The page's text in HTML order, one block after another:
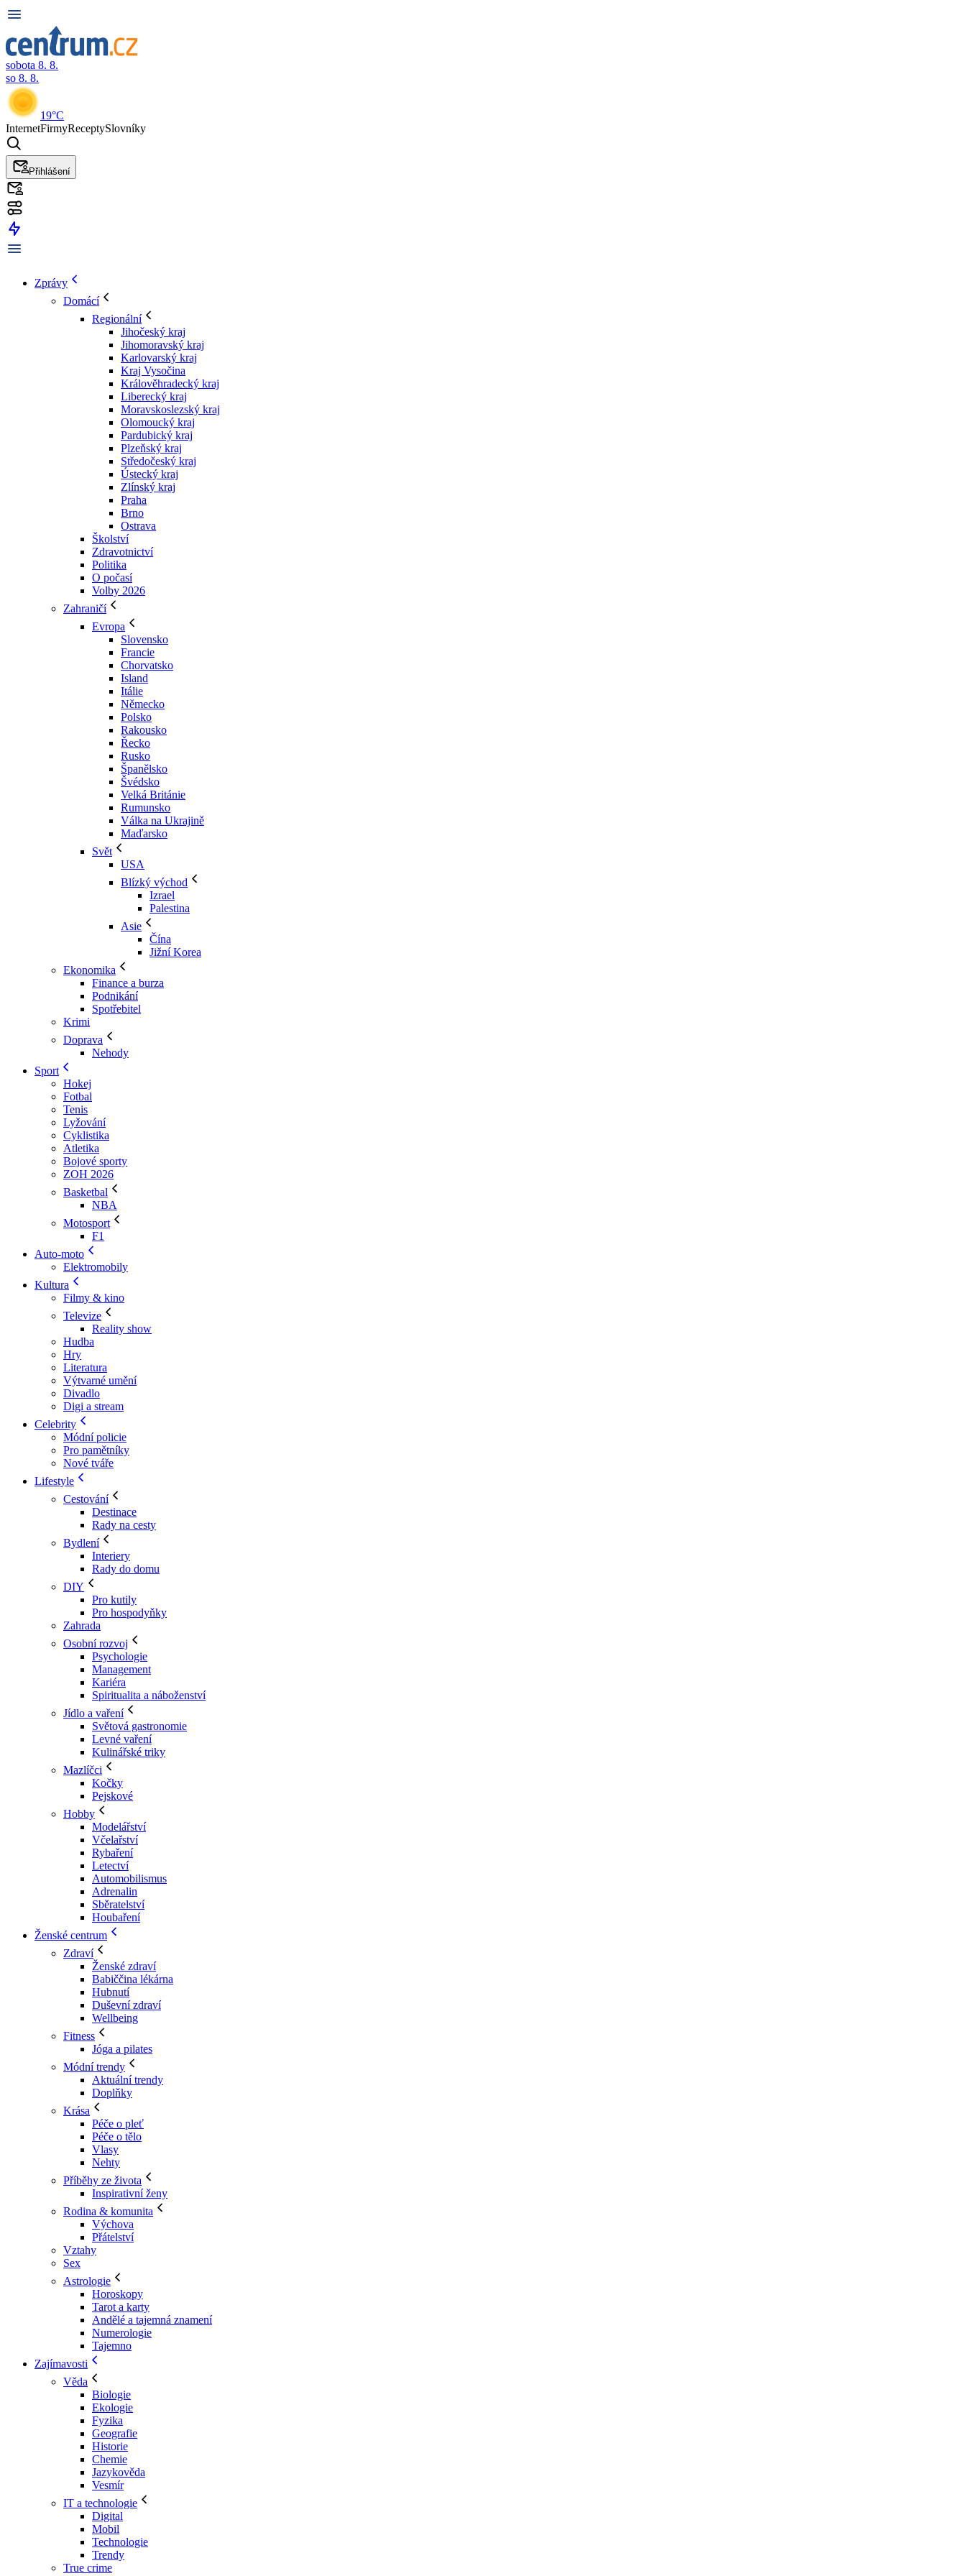
sobota 8. 8.
so 8. 8.
19°C
InternetFirmyReceptySlovníky
Přihlášení
Zprávy
Domácí
Regionální
Jihočeský kraj
Jihomoravský kraj
Karlovarský kraj
Kraj Vysočina
Králověhradecký kraj
Liberecký kraj
Moravskoslezský kraj
Olomoucký kraj
Pardubický kraj
Plzeňský kraj
Středočeský kraj
Ústecký kraj
Zlínský kraj
Praha
Brno
Ostrava
Školství
Zdravotnictví
Politika
O počasí
Volby 2026
Zahraničí
Evropa
Slovensko
Francie
Chorvatsko
Island
Itálie
Německo
Polsko
Rakousko
Řecko
Rusko
Španělsko
Švédsko
Velká Británie
Rumunsko
Válka na Ukrajině
Maďarsko
Svět
USA
Blízký východ
Izrael
Palestina
Asie
Čína
Jižní Korea
Ekonomika
Finance a burza
Podnikání
Spotřebitel
Krimi
Doprava
Nehody
Sport
Hokej
Fotbal
Tenis
Lyžování
Cyklistika
Atletika
Bojové sporty
ZOH 2026
Basketbal
NBA
Motosport
F1
Auto-moto
Elektromobily
Kultura
Filmy & kino
Televize
Reality show
Hudba
Hry
Literatura
Výtvarné umění
Divadlo
Digi a stream
Celebrity
Módní policie
Pro pamětníky
Nové tváře
Lifestyle
Cestování
Destinace
Rady na cesty
Bydlení
Interiery
Rady do domu
DIY
Pro kutily
Pro hospodyňky
Zahrada
Osobní rozvoj
Psychologie
Management
Kariéra
Spiritualita a náboženství
Jídlo a vaření
Světová gastronomie
Levné vaření
Kulinářské triky
Mazlíčci
Kočky
Pejskové
Hobby
Modelářství
Včelařství
Rybaření
Letectví
Automobilismus
Adrenalin
Sběratelství
Houbaření
Ženské centrum
Zdraví
Ženské zdraví
Babiččina lékárna
Hubnutí
Duševní zdraví
Wellbeing
Fitness
Jóga a pilates
Módní trendy
Aktuální trendy
Doplňky
Krása
Péče o pleť
Péče o tělo
Vlasy
Nehty
Příběhy ze života
Inspirativní ženy
Rodina & komunita
Výchova
Přátelství
Vztahy
Sex
Astrologie
Horoskopy
Tarot a karty
Andělé a tajemná znamení
Numerologie
Tajemno
Zajímavosti
Věda
Biologie
Ekologie
Fyzika
Geografie
Historie
Chemie
Jazykověda
Vesmír
IT a technologie
Digital
Mobil
Technologie
Trendy
True crime